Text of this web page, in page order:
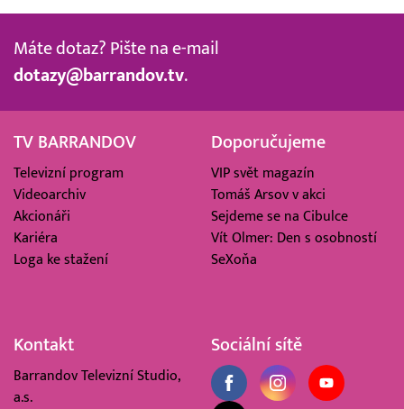
Máte dotaz? Pište na e-mail
dotazy@barrandov.tv.
TV BARRANDOV
Televizní program
Videoarchiv
Akcionáři
Kariéra
Loga ke stažení
Doporučujeme
VIP svět magazín
Tomáš Arsov v akci
Sejdeme se na Cibulce
Vít Olmer: Den s osobností
SeXoňa
Kontakt
Barrandov Televizní Studio,
a.s.
Sociální sítě